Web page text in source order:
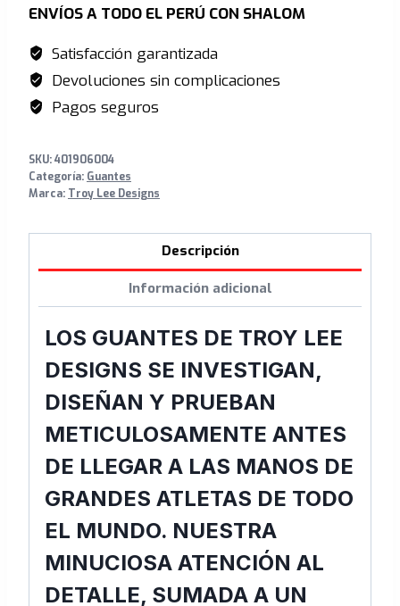
-
White
cantidad
ENVÍOS A TODO EL PERÚ CON SHALOM
Satisfacción garantizada
Devoluciones sin complicaciones
Pagos seguros
SKU:401906004
Categoría: Guantes
Marca: Troy Lee Designs
Descripción
Información adicional
LOS GUANTES DE TROY LEE
DESIGNS SE INVESTIGAN,
DISEÑAN Y PRUEBAN
METICULOSAMENTE ANTES
DE LLEGAR A LAS MANOS DE
GRANDES ATLETAS DE TODO
EL MUNDO. NUESTRA
MINUCIOSA ATENCIÓN AL
DETALLE, SUMADA A UN